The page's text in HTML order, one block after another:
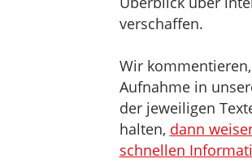
verschaffen.
Wir
Aufnahme in
der jeweiligen
halten, dann
schnellen